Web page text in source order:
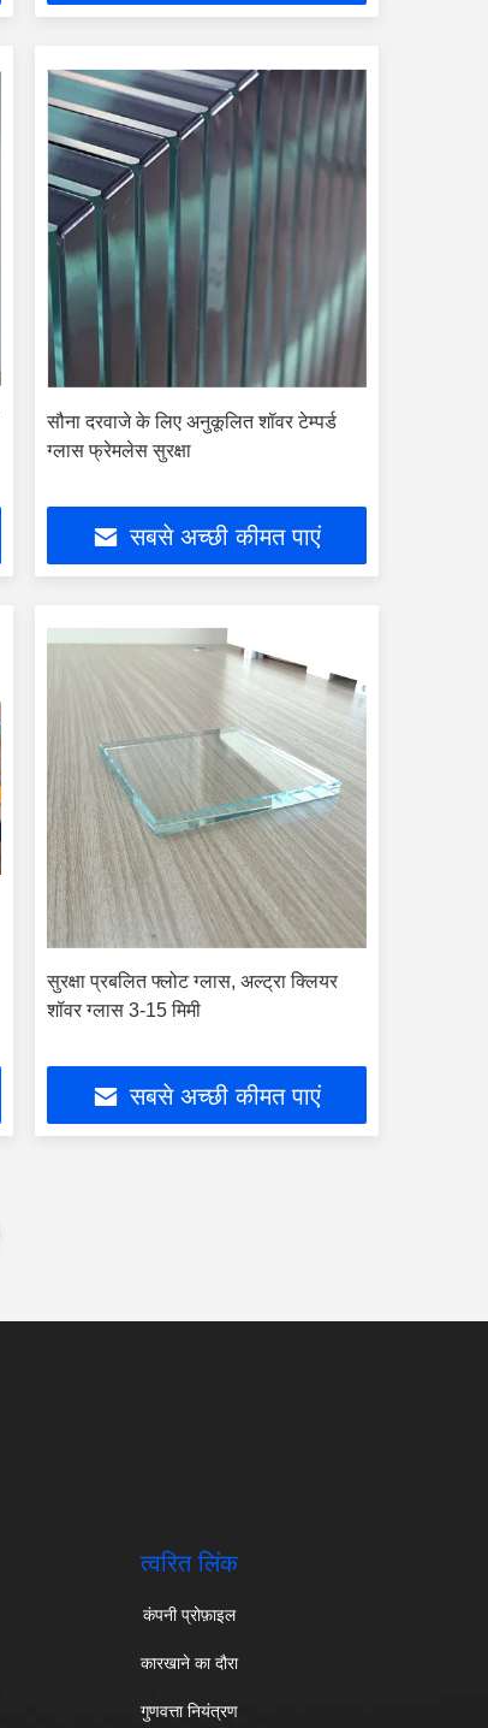
सौना दरवाजे के लिए अनुकूलित शॉवर टेम्पर्ड
ग्लास फ्रेमलेस सुरक्षा
सबसे अच्छी कीमत पाएं
सुरक्षा प्रबलित फ्लोट ग्लास, अल्ट्रा क्लियर
शॉवर ग्लास 3-15 मिमी
सबसे अच्छी कीमत पाएं
त्वरित लिंक
कंपनी प्रोफ़ाइल
कारखाने का दौरा
गुणवत्ता नियंत्रण